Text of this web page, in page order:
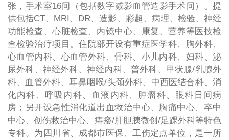
张，手术室16间（包括数字减影血管造影手术间）。提
供包括CT、MRI、DR、造影、彩超、病理、检验、神经
功能检查、心脏检查、内镜中心、康复、营养等医技检
查检验治疗项目。住院部开设有重症医学科、胸外科、
心血管内科、心血管外科、骨科、小儿内科、妇科、泌
尿外科、神经外科、神经内科、普外科、甲状腺/乳腺外
科、血管外科、耳鼻咽喉/头颈外科、中西医结合科、消
化内科、呼吸内科、血液内科、肿瘤科、眼科日间病
房；另开设急性消化道出血救治中心、胸痛中心、卒中
中心、创伤救治中心、痔瘘/肝胆胰微创/足踝外科等特色
专科。为四川省、成都市医保、工伤定点单位，是一所